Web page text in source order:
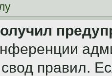
правил.